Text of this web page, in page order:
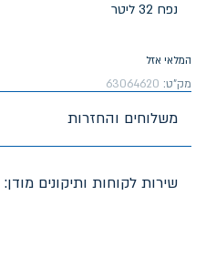
נפח 32 ליטר
המלאי אזל
מק"ט: 63064620
משלוחים והחזרות
שירות לקוחות ותיקונים מודן: